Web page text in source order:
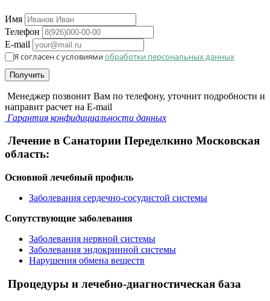
Имя
Телефон
E-mail
Я согласен с условиямиобработки персональных данных
Получить
Менеджер позвонит Вам по телефону, уточнит подробности и
направит расчет на E-mail
Гарантия конфидициальности данных
Лечение в Санатории Переделкино Московская
область:
Основной лечебный профиль
Заболевания сердечно-сосудистой системы
Сопутствующие заболевания
Заболевания нервной системы
Заболевания эндокринной системы
Нарушения обмена веществ
Процедуры и лечебно-диагностическая база